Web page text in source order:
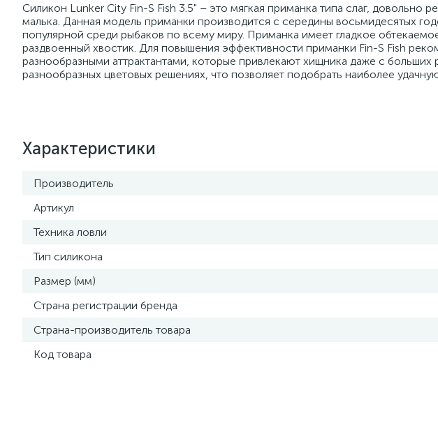
Силикон Lunker City Fin-S Fish 3.5" – это мягкая приманка типа слаг,
малька. Данная модель приманки производится с середины восьмидесятых
популярной среди рыбаков по всему миру. Приманка имеет гладкое
раздвоенный хвостик. Для повышения эффективности приманки Fin-S Fish
разнообразными аттрактантами, которые привлекают хищника даже с больших
разнообразных цветовых решениях, что позволяет подобрать наиболее
Характеристики
Производитель
Артикул
Техника ловли
Тип силикона
Размер (мм)
Страна регистрации бренда
Страна-производитель товара
Код товара